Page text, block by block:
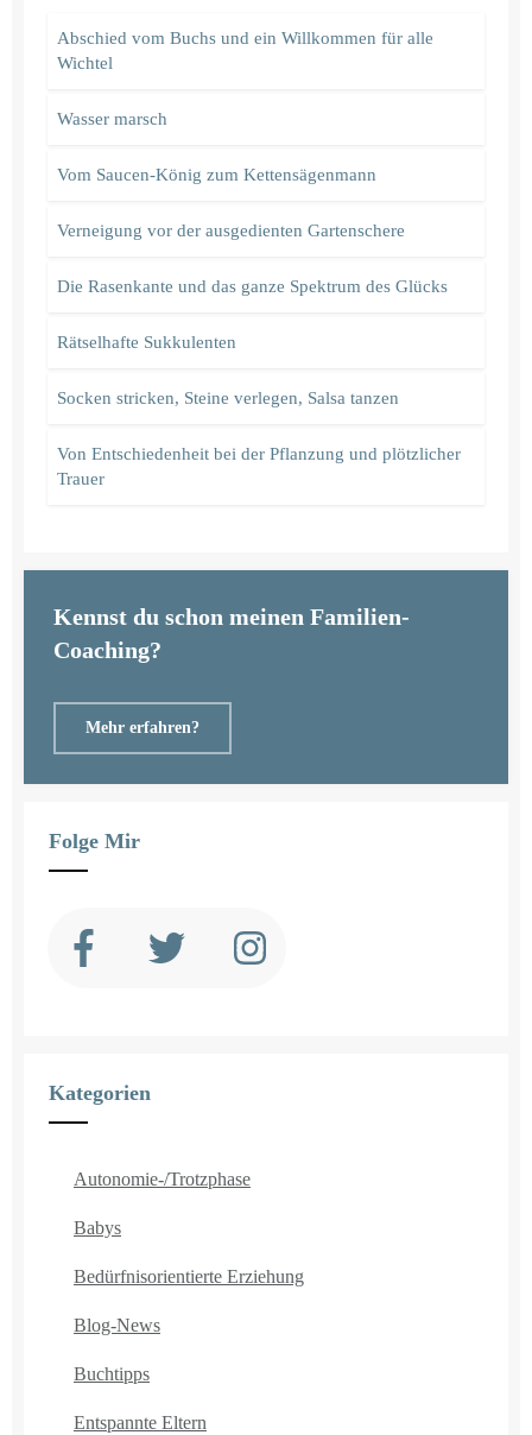
Abschied vom Buchs und ein Willkommen für alle
Wichtel
Wasser marsch
Vom Saucen-König zum Kettensägenmann
Verneigung vor der ausgedienten Gartenschere
Die Rasenkante und das ganze Spektrum des Glücks
Rätselhafte Sukkulenten
Socken stricken, Steine verlegen, Salsa tanzen
Von Entschiedenheit bei der Pflanzung und plötzlicher
Trauer
Kennst du schon meinen Familien-
Coaching?
Mehr erfahren?
Folge Mir
Kategorien
Autonomie-/Trotzphase
Babys
Bedürfnisorientierte Erziehung
Blog-News
Buchtipps
Entspannte Eltern